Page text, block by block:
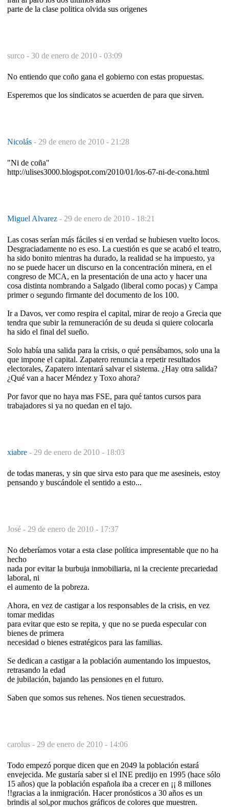
parte de la clase politica olvida sus origenes
surco - 30 de enero de 2010 - 03:09
No entiendo que coño gana el gobierno con estas propuestas.
Esperemos que los sindicatos se acuerden de para que sirven.
Nicolás - 29 de enero de 2010 - 21:28
"Ni de coña"
http://ulises3000.blogspot.com/2010/01/los-67-ni-de-cona.html
Miguel Alvarez - 29 de enero de 2010 - 18:21
Las cosas serían más fáciles si en verdad se hubiesen vuelto locos.
Desgraciadamente no es eso. La cuestión es que se acabó el teatro,
ha sido bonito mientras ha durado, la realidad se ha impuesto, ya
no se puede hacer un discurso en la concentración minera, en el
congreso de MCA, en la presentación de una acto y hacer una
cosa distinta nombrando a Salgado (liberal como pocas) y Campa
primer o segundo firmante del documento de los 100.
Ir a Davos, ver como respira el capital, mirar de reojo a Grecia que
tendra que subir la remuneración de su deuda si quiere colocarla
ha sido el final del sueño.
Solo había una salida para la crisis, o qué pensábamos, solo una la
que impone el capital. Zapatero renuncia a repetir resultados
electorales, Zapatero intentará salvar el sistema. ¿Hay otra salida?
¿Qué van a hacer Méndez y Toxo ahora?
Por favor que no haya mas FSE, para qué tantos cursos para
trabajadores si ya no quedan en el tajo.
xiabre - 29 de enero de 2010 - 18:03
de todas maneras, y sin que sirva esto para que me asesineis, estoy
pensando y buscándole el sentido a esto...
José - 29 de enero de 2010 - 17:37
No deberíamos votar a esta clase política impresentable que no ha
hecho
nada por evitar la burbuja inmobiliaria, ni la creciente precariedad
laboral, ni
el aumento de la pobreza.
Ahora, en vez de castigar a los responsables de la crisis, en vez
tomar medidas
para evitar que esto se repita, y que no se pueda especular con
bienes de primera
necesidad o bienes estratégicos para las familias.
Se dedican a castigar a la población aumentando los impuestos,
retrasando la edad
de jubilación, bajando las pensiones en el futuro.
Saben que somos sus rehenes. Nos tienen secuestrados.
carolus - 29 de enero de 2010 - 14:06
Todo empezó porque dicen que en 2049 la población estará
envejecida. Me gustaría saber si el INE predijo en 1995 (hace sólo
15 años) que la población española iba a crecer en ¡¡ 8 millones
!!gracias a la inmigración. Hacer pronósticos a 30 años es un
brindis al sol,por muchos gráficos de colores que muestren.